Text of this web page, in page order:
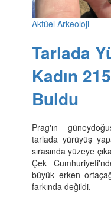
Aktüel Arkeoloji
Tarlada
Kadın
Buldu
Prag'ın
tarlada yürüyüş
sırasında yüzeye
Çek
büyük erken
farkında değildi.